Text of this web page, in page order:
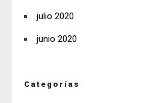
julio 2020
junio 2020
Categorías